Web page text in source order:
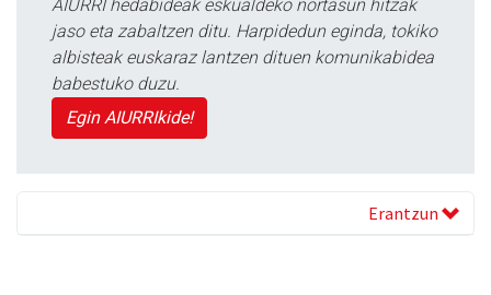
AIURRI hedabideak eskualdeko nortasun hitzak
jaso eta zabaltzen ditu. Harpidedun eginda, tokiko
albisteak euskaraz lantzen dituen komunikabidea
babestuko duzu.
Egin AIURRIkide!
Erantzun